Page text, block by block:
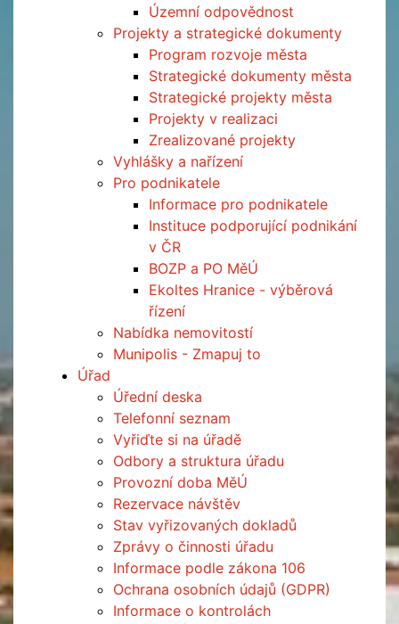
Územní odpovědnost
Projekty a strategické dokumenty
Program rozvoje města
Strategické dokumenty města
Strategické projekty města
Projekty v realizaci
Zrealizované projekty
Vyhlášky a nařízení
Pro podnikatele
Informace pro podnikatele
Instituce podporující podnikání
v ČR
BOZP a PO MěÚ
Ekoltes Hranice - výběrová
řízení
Nabídka nemovitostí
Munipolis - Zmapuj to
Úřad
Úřední deska
Telefonní seznam
Vyřiďte si na úřadě
Odbory a struktura úřadu
Provozní doba MěÚ
Rezervace návštěv
Stav vyřizovaných dokladů
Zprávy o činnosti úřadu
Informace podle zákona 106
Ochrana osobních údajů (GDPR)
Informace o kontrolách